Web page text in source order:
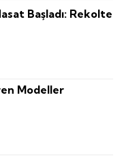
Başladı: Rekolte
Modeller